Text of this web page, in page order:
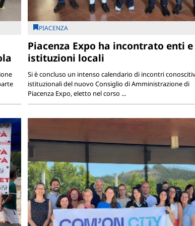
PIACENZA
Piacenza Expo ha incontrato enti e
istituzioni locali
Si è concluso un intenso calendario di incontri
istituzionali del nuovo Consiglio di Amministrazione di
Piacenza Expo, eletto nel corso ...